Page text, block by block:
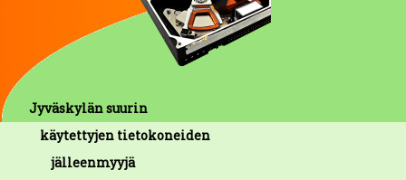
Jyväskylän suurin
käytettyjen tietokoneiden
jälleenmyyjä